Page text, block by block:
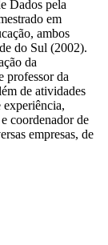
Dados pela
em
ambos
do Sul (2002).
da
professor da
de atividades
experiência,
coordenador de
empresas, de